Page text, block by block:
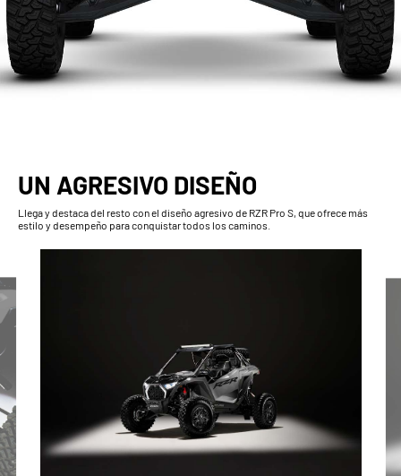
UN AGRESIVO DISEÑO
Llega y destaca del resto con el diseño agresivo de RZR Pro S, que ofrece más
estilo y desempeño para conquistar todos los caminos.